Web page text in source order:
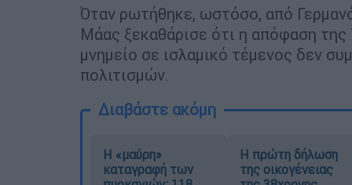
Όταν ρωτήθηκε, ωστόσο, από
Μάας ξεκαθάρισε ότι η απόφαση
μνημείο σε ισλαμικό τέμενος δεν
πολιτισμών.
Διαβάστε ακόμη
Η «μαύρη»
καταγραφή των
Η πρώτη δήλωση
της οικογένειας